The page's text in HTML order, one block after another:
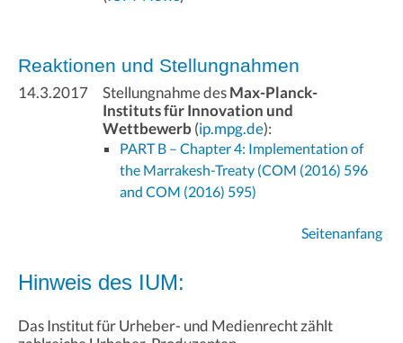
Reaktionen und Stellungnahmen
14.3.2017 Stellungnahme desMax-Planck-
Instituts für Innovation und
Wettbewerb(ip.mpg.de):
PART B – Chapter 4: Implementation of
the Marrakesh-Treaty (COM (2016) 596
and COM (2016) 595)
Seitenanfang
Hinweis des IUM:
Das Institut für Urheber- und Medienrecht zählt